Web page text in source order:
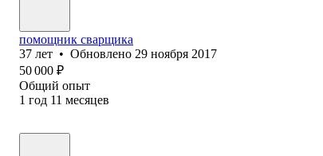
помощник сварщика
37 лет • Обновлено 29 ноября 2017
50 000 ₽
Общий опыт
1 год 11 месяцев